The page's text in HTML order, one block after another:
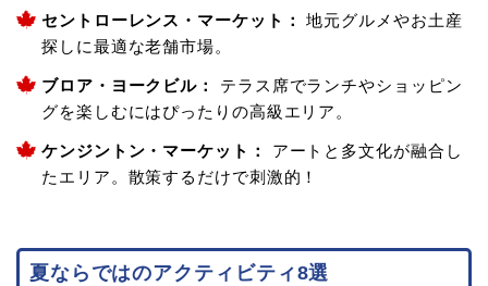
セントローレンス・マーケット ：
地元グルメやお土産
探しに最適な老舗市場。
ブロア・ヨークビル ：
テラス席でランチやショッピン
グを楽しむにはぴったりの高級エリア。
ケンジントン・マーケット ：
アートと多文化が融合し
たエリア。散策するだけで刺激的！
夏ならではのアクティビティ8選